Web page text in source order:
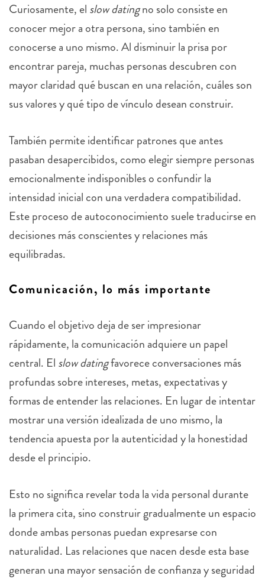
Curiosamente, el slow datingno solo consiste en
conocer mejor a otra persona, sino también en
conocerse a uno mismo. Al disminuir la prisa por
encontrar pareja, muchas personas descubren con
mayor claridad qué buscan en una relación, cuáles son
sus valores y qué tipo de vínculo desean construir.
También permite identificar patrones que antes
pasaban desapercibidos, como elegir siempre personas
emocionalmente indisponibles o confundir la
intensidad inicial con una verdadera compatibilidad.
Este proceso de autoconocimiento suele traducirse en
decisiones más conscientes y relaciones más
equilibradas.
Comunicación, lo más importante
Cuando el objetivo deja de ser impresionar
rápidamente, la comunicación adquiere un papel
central. El slow datingfavorece conversaciones más
profundas sobre intereses, metas, expectativas y
formas de entender las relaciones. En lugar de intentar
mostrar una versión idealizada de uno mismo, la
tendencia apuesta por la autenticidad y la honestidad
desde el principio.
Esto no significa revelar toda la vida personal durante
la primera cita, sino construir gradualmente un espacio
donde ambas personas puedan expresarse con
naturalidad. Las relaciones que nacen desde esta base
generan una mayor sensación de confianza y seguridad